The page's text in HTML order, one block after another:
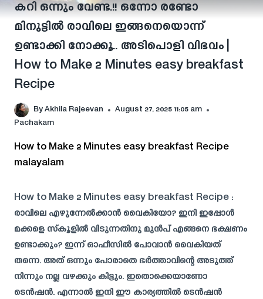
കറി ഒന്നും വേണ്ട.!! ഒന്നോ രണ്ടോ
മിനുട്ടിൽ രാവിലെ ഇങ്ങനെയൊന്ന്
ഉണ്ടാക്കി നോക്കൂ.. അടിപൊളി വിഭവം |
How to Make 2 Minutes easy breakfast
Recipe
By Akhila Rajeevan
August 27, 2025 11:05 am
Pachakam
How to Make 2 Minutes easy breakfast Recipe
malayalam
How to Make 2 Minutes easy breakfast Recipe :
രാവിലെ എഴുന്നേൽക്കാൻ വൈകിയോ? ഇനി ഇപ്പോൾ
മക്കളെ സ്കൂളിൽ വിടുന്നതിനു മുൻപ് എങ്ങനെ ഭക്ഷണം
ഉണ്ടാക്കും? ഇന്ന് ഓഫീസിൽ പോവാൻ വൈകിയത്
തന്നെ. അത്‌ ഒന്നും പോരാതെ ഭർത്താവിന്റെ അടുത്ത്
നിന്നും നല്ല വഴക്കും കിട്ടും. ഇതൊക്കെയാണോ
ടെൻഷൻ. എന്നാൽ ഇനി ഈ കാര്യത്തിൽ ടെൻഷൻ